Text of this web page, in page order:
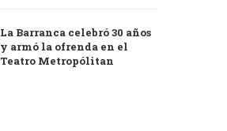
La Barranca celebró 30 años
y armó la ofrenda en el
Teatro Metropólitan